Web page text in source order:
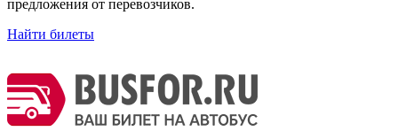
предложения от перевозчиков.
Найти билеты